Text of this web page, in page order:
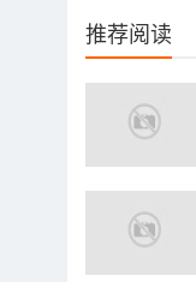
推荐阅读